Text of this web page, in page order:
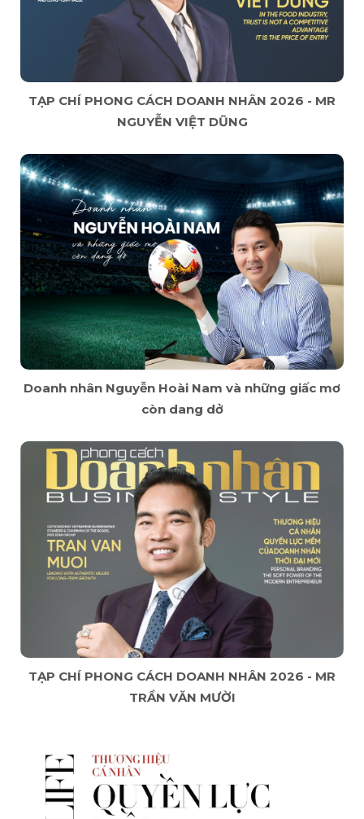
TẠP CHÍ PHONG CÁCH DOANH NHÂN 2026 - MR
NGUYỄN VIỆT DŨNG
Doanh nhân Nguyễn Hoài Nam và những giấc mơ
còn dang dở
TẠP CHÍ PHONG CÁCH DOANH NHÂN 2026 - MR
TRẦN VĂN MƯỜI